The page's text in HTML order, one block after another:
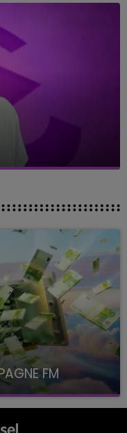
FM
à 8H10